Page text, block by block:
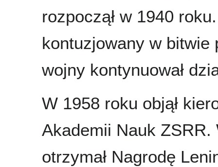
rozpoczął w 1940
kontuzjowany w bitwie
wojny kontynuował
W 1958 roku objął
Akademii Nauk ZSRR.
otrzymał Nagrodę